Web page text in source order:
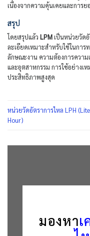
เนื่องจากความคุ้นเคยและการ
สรุป
โดยสรุปแล้ว LPMเป็นหน่วยวัด
ละเอียดเหมาะสำหรับใช้ในกา
ลักษณะงาน ความต้องการควา
และอุตสาหกรรม การใช้อย่างเ
ประสิทธิภาพสูงสุด
หน่วยวัดอัตราการไหล LPH
Hour)
มองหา